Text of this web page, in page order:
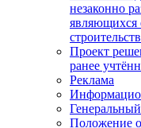
незаконно
являющихся
Проект
ранее
Реклама
Положение